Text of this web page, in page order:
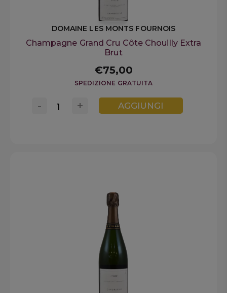
DOMAINE LES MONTS FOURNOIS
Champagne Grand Cru Côte Chouilly Extra
Brut
€75,00
SPEDIZIONE GRATUITA
+
- AGGIUNGI